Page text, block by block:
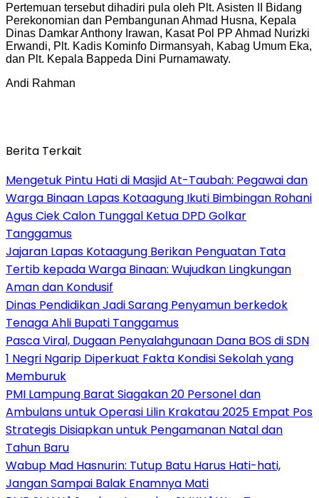
Pertemuan tersebut dihadiri pula oleh Plt. Asisten II Bidang
Perekonomian dan Pembangunan Ahmad Husna, Kepala
Dinas Damkar Anthony Irawan, Kasat Pol PP Ahmad Nurizki
Erwandi, Plt. Kadis Kominfo Dirmansyah, Kabag Umum Eka,
dan Plt. Kepala Bappeda Dini Purnamawaty.
Andi Rahman
Berita Terkait
Mengetuk Pintu Hati di Masjid At-Taubah: Pegawai dan
Warga Binaan Lapas Kotaagung Ikuti Bimbingan Rohani
Agus Ciek Calon Tunggal Ketua DPD Golkar
Tanggamus
Jajaran Lapas Kotaagung Berikan Penguatan Tata
Tertib kepada Warga Binaan: Wujudkan Lingkungan
Aman dan Kondusif
Dinas Pendidikan Jadi Sarang Penyamun berkedok
Tenaga Ahli Bupati Tanggamus
Pasca Viral, Dugaan Penyalahgunaan Dana BOS di SDN
1 Negri Ngarip Diperkuat Fakta Kondisi Sekolah yang
Memburuk
PMI Lampung Barat Siagakan 20 Personel dan
Ambulans untuk Operasi Lilin Krakatau 2025 Empat Pos
Strategis Disiapkan untuk Pengamanan Natal dan
Tahun Baru
Wabup Mad Hasnurin: Tutup Batu Harus Hati-hati,
Jangan Sampai Balak Enamnya Mati